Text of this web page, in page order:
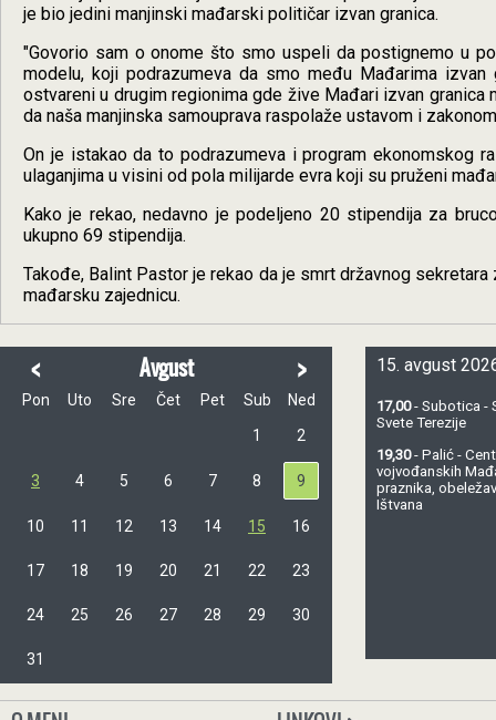
je bio jedini manjinski mađarski političar izvan granica.
"Govorio sam o onome što smo uspeli da postignemo u
modelu, koji podrazumeva da smo među Mađarima
ostvareni u drugim regionima gde žive Mađari izvan
da naša manjinska samouprava raspolaže ustavom i
On je istakao da to podrazumeva i program ekonomskog
ulaganjima u visini od pola milijarde evra koji su pruženi
Kako je rekao, nedavno je podeljeno 20 stipendija za
ukupno 69 stipendija.
Takođe, Balint Pastor je rekao da je smrt državnog
mađarsku zajednicu.
< Avgust >
Pon Uto Sre Čet Pet Sub
Ned
1
2
3 4 5 6 7 8 9
10 11 12 13 14 15 16
17 18 19 20 21 22 23
24 25 26 27 28 29 30
31
15. avgust
17,00- Subotica -
Svete Terezije
19,30- Palić -
vojvođanskih
praznika,
Ištvana